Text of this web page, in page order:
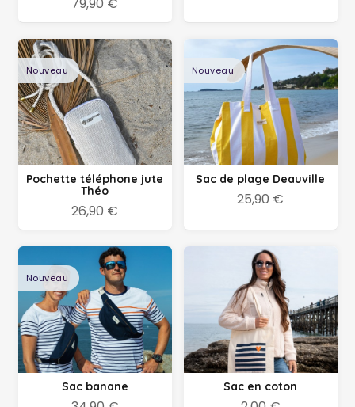
79,90 €
Nouveau
Pochette téléphone jute
Théo
26,90 €
Nouveau
Sac de plage Deauville
25,90 €
Nouveau
Sac banane Sac en coton